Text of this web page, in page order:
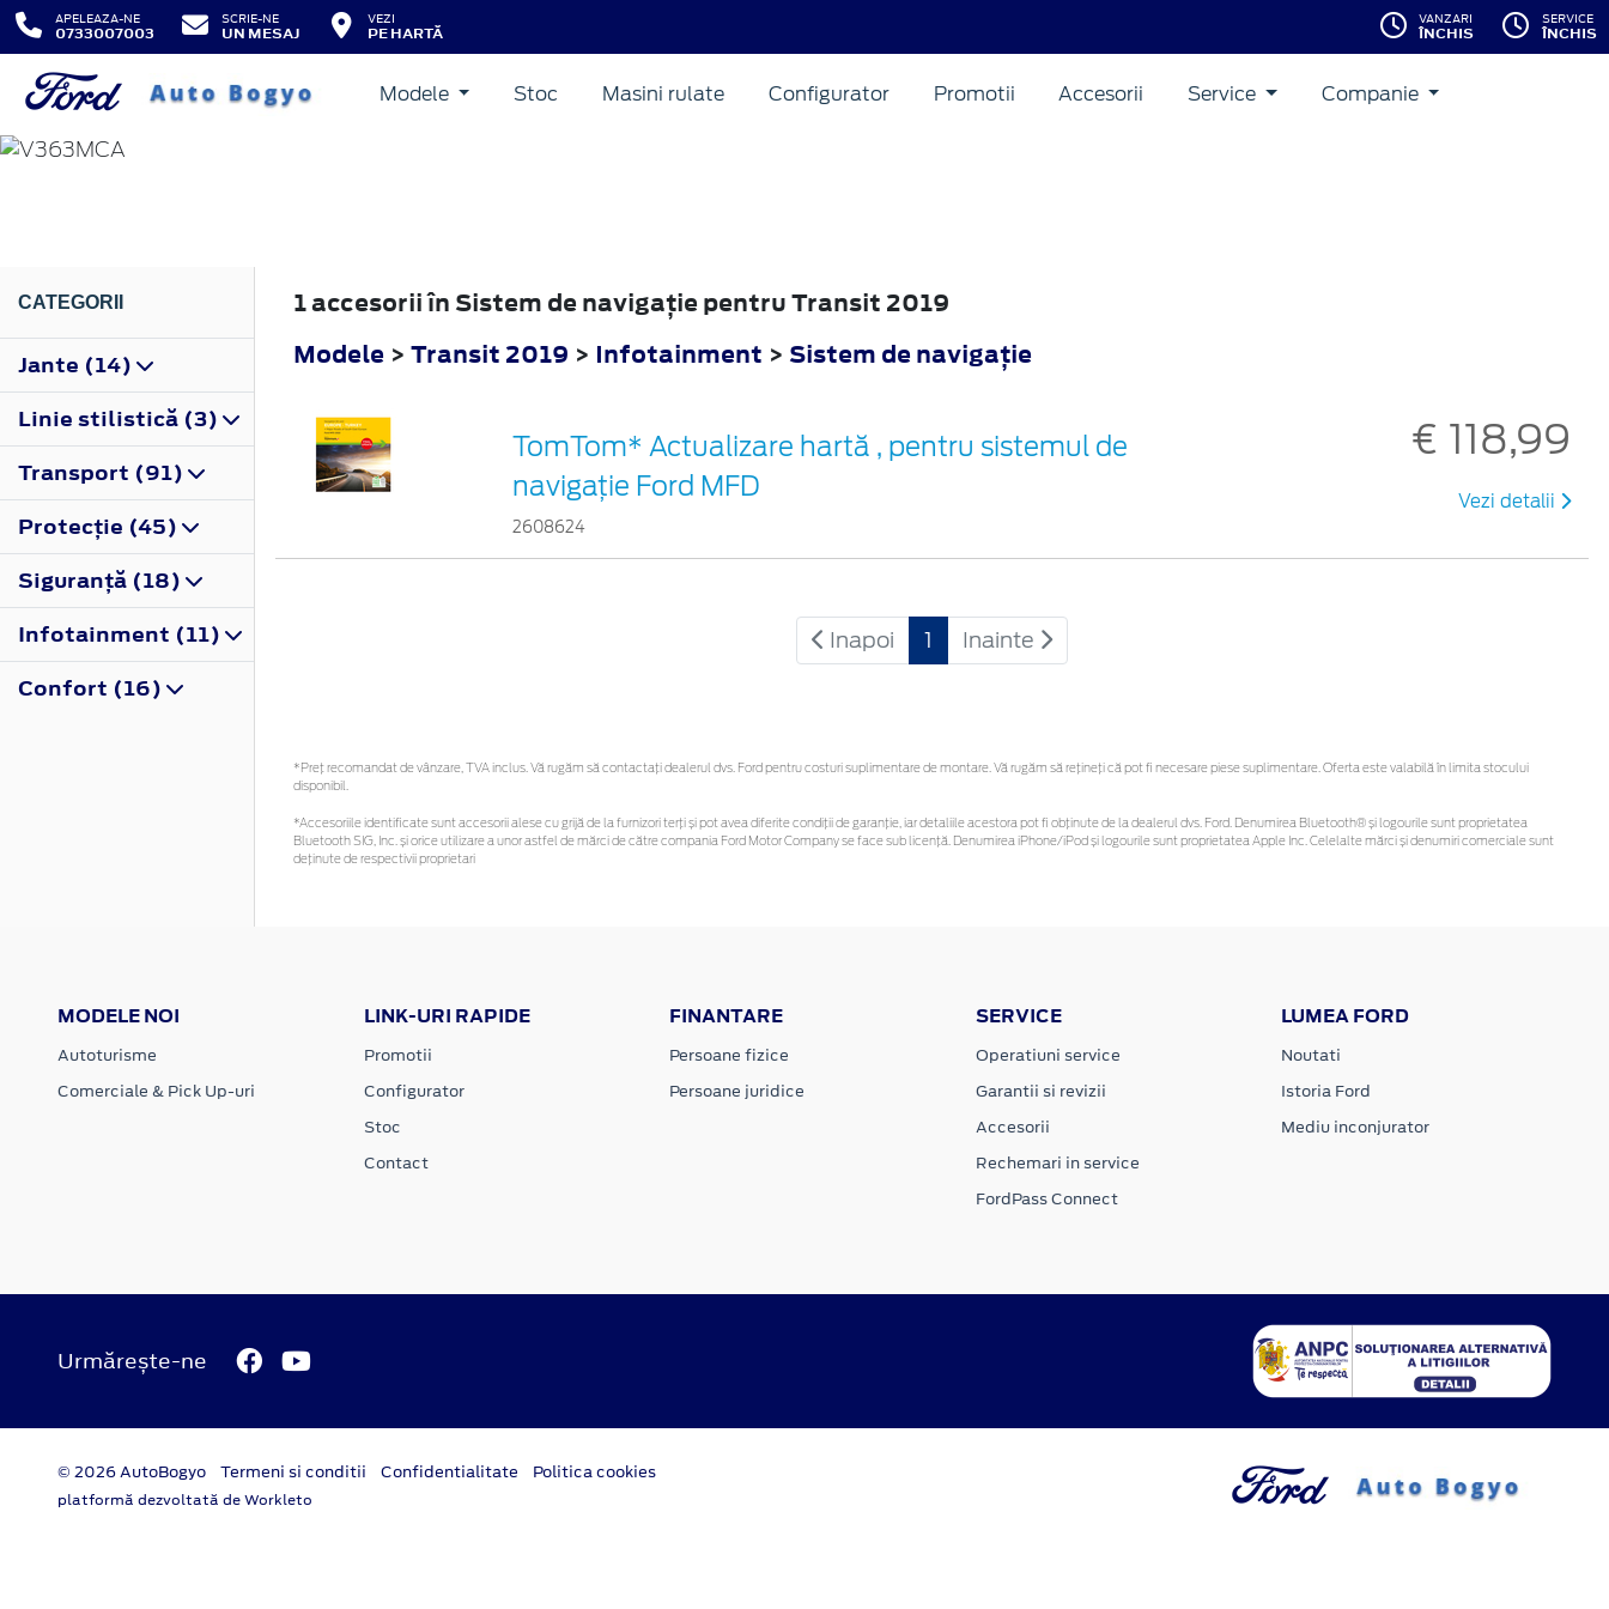
APELEAZA-NE
0733007003
SCRIE-NE
UN MESAJ
VEZI
PE HARTĂ
VANZARI
ÎNCHIS
SERVICE
ÎNCHIS
Modele Stoc Masini rulate Configurator Promotii Accesorii Service Companie
TRANSIT
CATEGORII
Jante (14)
Linie stilistică (3)
Transport (91)
Protecţie (45)
Siguranţă (18)
Infotainment (11)
Confort (16)
1 accesorii în Sistem de navigaţie pentru Transit 2019
Modele > Transit 2019 > Infotainment > Sistem de navigaţie
TomTom* Actualizare hartă , pentru sistemul de
navigaţie Ford MFD
2608624
€ 118,99
Vezi detalii
Inapoi 1 Inainte
*Preţ recomandat de vânzare, TVA inclus. Vă rugăm să contactaţi dealerul dvs. Ford pentru costuri suplimentare de montare. Vă rugăm să rețineți că pot fi necesare piese suplimentare. Oferta este valabilă în limita stocului
disponibil.
*Accesoriile identificate sunt accesorii alese cu grijă de la furnizori terți și pot avea diferite condiții de garanție, iar detaliile acestora pot fi obținute de la dealerul dvs. Ford. Denumirea Bluetooth® și logourile sunt proprietatea
Bluetooth SIG, Inc. și orice utilizare a unor astfel de mărci de către compania Ford Motor Company se face sub licență. Denumirea iPhone/iPod și logourile sunt proprietatea Apple Inc. Celelalte mărci și denumiri comerciale sunt
deținute de respectivii proprietari
MODELE NOI
Autoturisme
Comerciale & Pick Up-uri
LINK-URI RAPIDE
Promotii
Configurator
Stoc
Contact
FINANTARE
Persoane fizice
Persoane juridice
SERVICE
Operatiuni service
Garantii si revizii
Accesorii
Rechemari in service
FordPass Connect
LUMEA FORD
Noutati
Istoria Ford
Mediu inconjurator
Urmărește-ne
© 2026 AutoBogyo Termeni si conditii Confidentialitate Politica cookies
platformă dezvoltată de Workleto